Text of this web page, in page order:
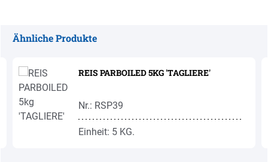
Ähnliche Produkte
REIS PARBOILED 5KG 'TAGLIERE'
Nr.: RSP39
Einheit: 5 KG.